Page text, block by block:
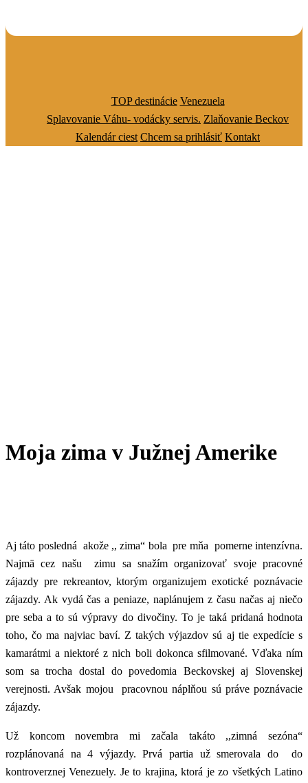
TOP destinácie Venezuela
Splavovanie Váhu- vodácky servis. Zlaňovanie Beckov
Kalendár ciest Chcem sa prihlásiť Kontakt
Moja zima v Južnej Amerike
Aj táto posledná akože ,, zima“ bola pre mňa pomerne intenzívna.
Najmä cez našu zimu sa snažím organizovať svoje pracovné
zájazdy pre rekreantov, ktorým organizujem exotické poznávacie
zájazdy. Ak vydá čas a peniaze, naplánujem z času načas aj niečo
pre seba a to sú výpravy do divočiny. To je taká pridaná hodnota
toho, čo ma najviac baví. Z takých výjazdov sú aj tie expedície s
kamarátmi a niektoré z nich boli dokonca sfilmované. Vďaka ním
som sa trocha dostal do povedomia Beckovskej aj Slovenskej
verejnosti. Avšak mojou pracovnou náplňou sú práve poznávacie
zájazdy.
Už koncom novembra mi začala takáto ,,zimná sezóna“
rozplánovaná na 4 výjazdy. Prvá partia už smerovala do do
kontroverznej Venezuely. Je to krajina, ktorá je zo všetkých Latino